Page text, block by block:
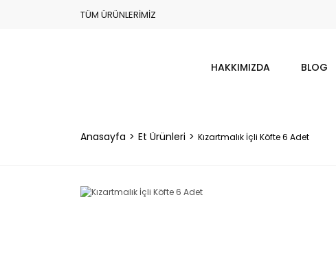
TÜM ÜRÜNLERİMİZ
HAKKIMIZDA BLOG
Anasayfa Et Ürünleri Kızartmalık İçli Köfte 6 Adet